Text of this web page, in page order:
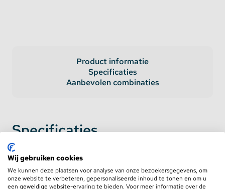
Product informatie
Specificaties
Aanbevolen combinaties
Specificaties
AC Input
DC Output Voltage 12 Volt
Wij gebruiken cookies
We kunnen deze plaatsen voor analyse van onze bezoekersgegevens, om
onze website te verbeteren, gepersonaliseerde inhoud te tonen en om u
een geweldige website-ervaring te bieden. Voor meer informatie over de